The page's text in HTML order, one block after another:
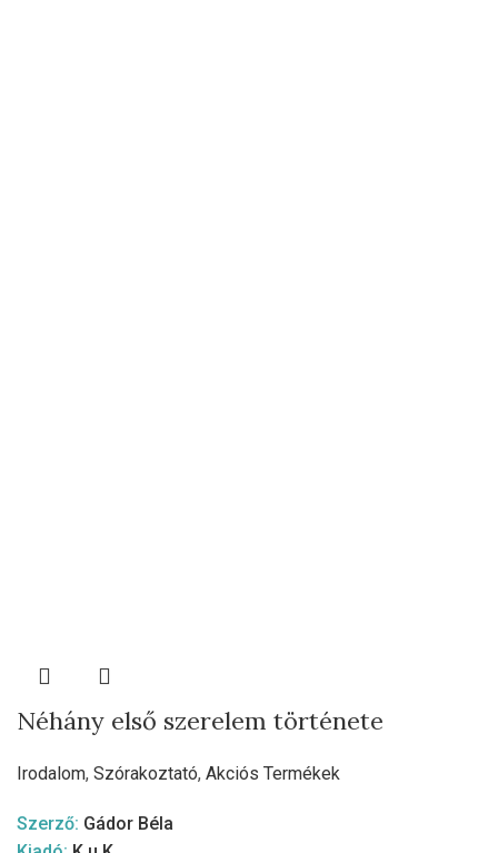
Néhány első szerelem története
Irodalom, Szórakoztató, Akciós Termékek
Szerző: Gádor Béla